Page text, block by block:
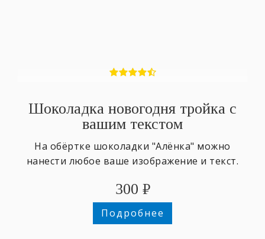
Шоколадка новогодня тройка с
вашим текстом
На обёртке шоколадки "Алёнка" можно
нанести любое ваше изображение и текст.
300 ₽
Подробнее